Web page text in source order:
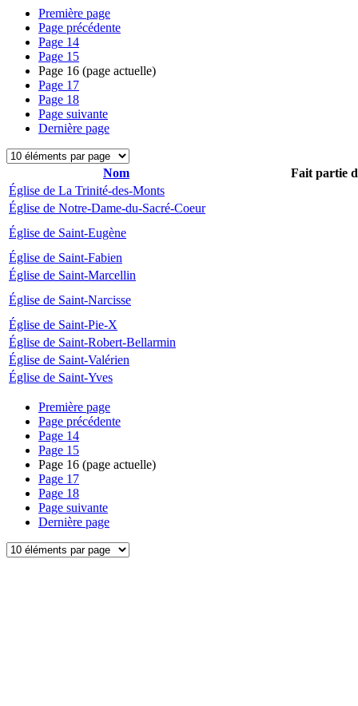
Première page
Page précédente
Page 14
Page 15
Page 16 (page actuelle)
Page 17
Page 18
Page suivante
Dernière page
Nom
Fait partie
Église de La Trinité-des-Monts
Église de Notre-Dame-du-Sacré-Coeur
Église de Saint-Eugène
Église de Saint-Fabien
Église de Saint-Marcellin
Église de Saint-Narcisse
Église de Saint-Pie-X
Église de Saint-Robert-Bellarmin
Église de Saint-Valérien
Église de Saint-Yves
Première page
Page précédente
Page 14
Page 15
Page 16 (page actuelle)
Page 17
Page 18
Page suivante
Dernière page